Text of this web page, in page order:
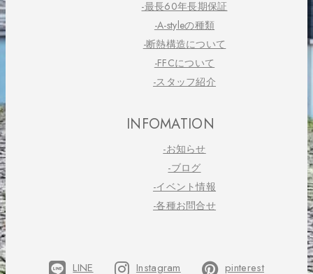
-最長60年長期保証
-A-styleの種類
-断熱構造について
-FFCについて
-スタッフ紹介
INFOMATION
-お知らせ
-ブログ
-イベント情報
-各種お問合せ
LINE Instagram pinterest